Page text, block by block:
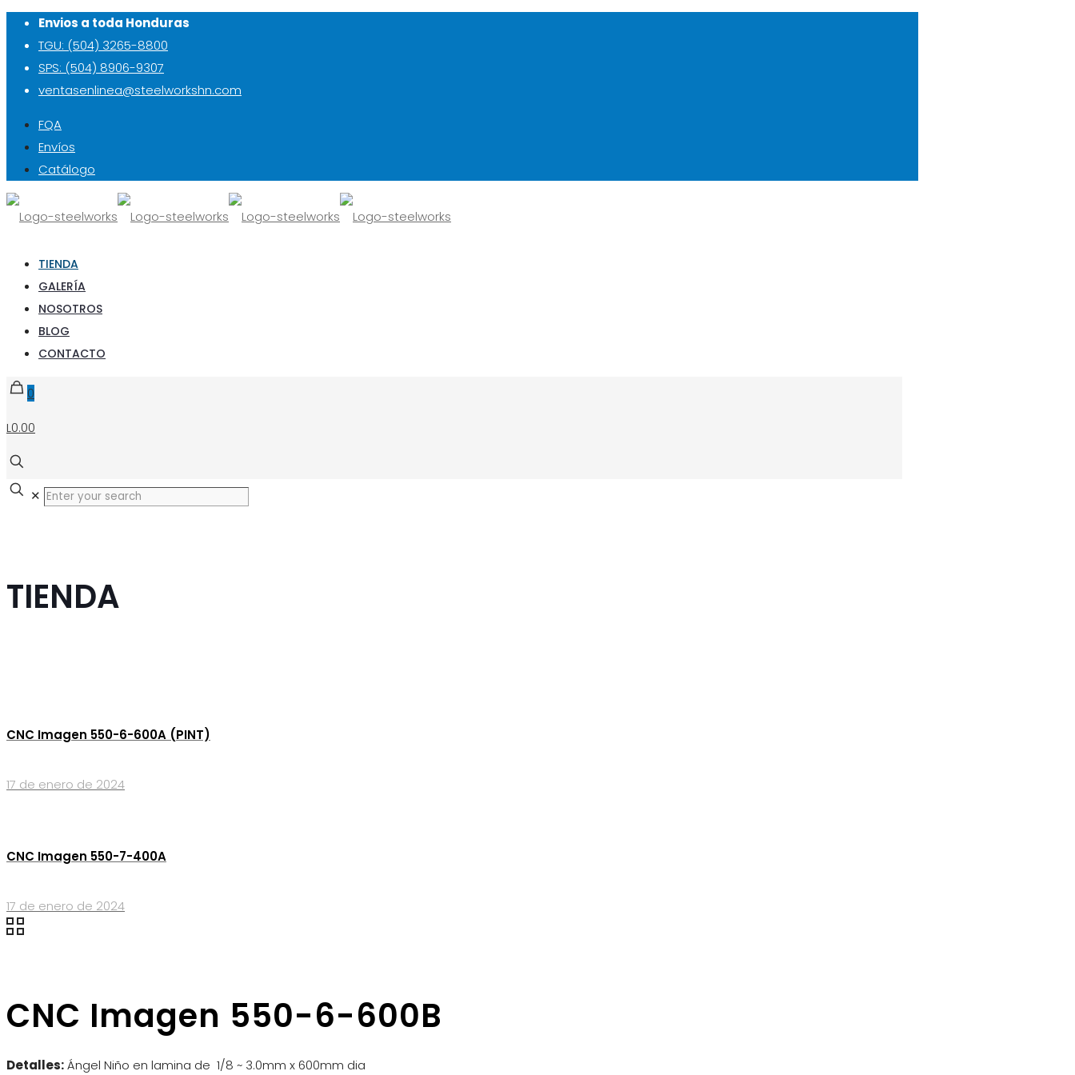
Envios a toda Honduras
TGU: (504) 3265-8800
SPS: (504) 8906-9307
ventasenlinea@steelworkshn.com
FQA
Envíos
Catálogo
TIENDA
GALERÍA
NOSOTROS
BLOG
CONTACTO
0
L0.00
✕
TIENDA
CNC Imagen 550-6-600A (PINT)
17 de enero de 2024
CNC Imagen 550-7-400A
17 de enero de 2024
CNC Imagen 550-6-600B
Detalles:Ángel Niño en lamina de 1/8 ~ 3.0mm x 600mm dia